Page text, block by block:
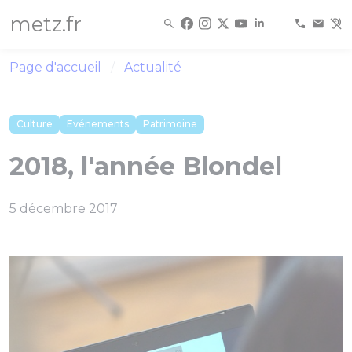
metz.fr
Page d'accueil Actualité
Culture Evénements Patrimoine
2018, l'année Blondel
5 décembre 2017